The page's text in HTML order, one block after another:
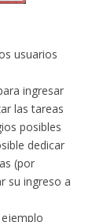
usuarios
ingresar
las tareas
posibles
dedicar
(por
su ingreso a